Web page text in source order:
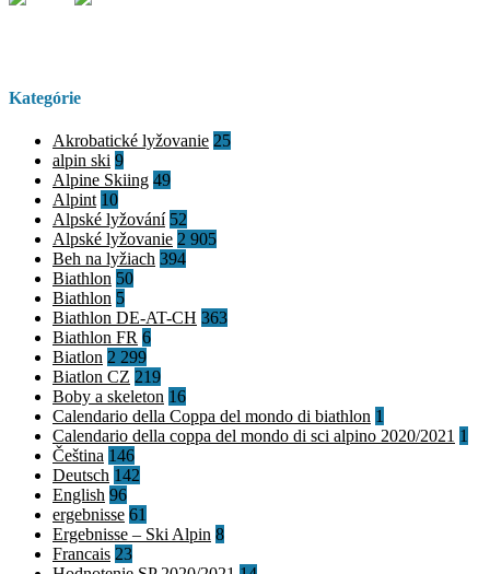
Kategórie
Akrobatické lyžovanie 25
alpin ski 9
Alpine Skiing 49
Alpint 10
Alpské lyžování 52
Alpské lyžovanie 2 905
Beh na lyžiach 394
Biathlon 50
Biathlon 5
Biathlon DE-AT-CH 363
Biathlon FR 6
Biatlon 2 299
Biatlon CZ 219
Boby a skeleton 16
Calendario della Coppa del mondo di biathlon 1
Calendario della coppa del mondo di sci alpino 2020/2021 1
Čeština 146
Deutsch 142
English 96
ergebnisse 61
Ergebnisse – Ski Alpin 8
Francais 23